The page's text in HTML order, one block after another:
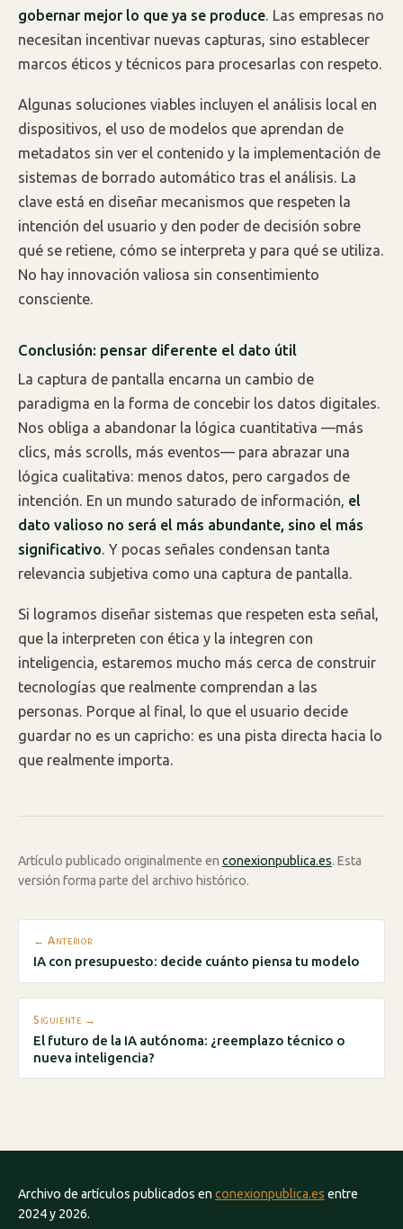
gobernar mejor lo que ya se produce. Las empresas no
necesitan incentivar nuevas capturas, sino establecer
marcos éticos y técnicos para procesarlas con respeto.
Algunas soluciones viables incluyen el análisis local en
dispositivos, el uso de modelos que aprendan de
metadatos sin ver el contenido y la implementación de
sistemas de borrado automático tras el análisis. La
clave está en diseñar mecanismos que respeten la
intención del usuario y den poder de decisión sobre
qué se retiene, cómo se interpreta y para qué se utiliza.
No hay innovación valiosa sin consentimiento
consciente.
Conclusión: pensar diferente el dato útil
La captura de pantalla encarna un cambio de
paradigma en la forma de concebir los datos digitales.
Nos obliga a abandonar la lógica cuantitativa —más
clics, más scrolls, más eventos— para abrazar una
lógica cualitativa: menos datos, pero cargados de
intención. En un mundo saturado de información, el
dato valioso no será el más abundante, sino el más
significativo. Y pocas señales condensan tanta
relevancia subjetiva como una captura de pantalla.
Si logramos diseñar sistemas que respeten esta señal,
que la interpreten con ética y la integren con
inteligencia, estaremos mucho más cerca de construir
tecnologías que realmente comprendan a las
personas. Porque al final, lo que el usuario decide
guardar no es un capricho: es una pista directa hacia lo
que realmente importa.
Artículo publicado originalmente en conexionpublica.es. Esta
versión forma parte del archivo histórico.
← Anterior
IA con presupuesto: decide cuánto piensa tu modelo
Siguiente →
El futuro de la IA autónoma: ¿reemplazo técnico o
nueva inteligencia?
Archivo de artículos publicados en conexionpublica.es entre
2024 y 2026.